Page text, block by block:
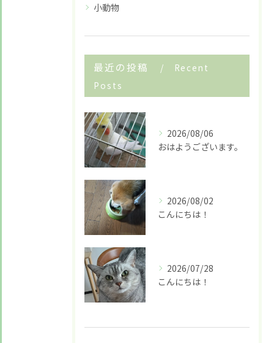
小動物
最近の投稿
Recent
Posts
2026/08/06
おはようございます。
2026/08/02
こんにちは！
2026/07/28
こんにちは！
LINE友だち追加はこちら